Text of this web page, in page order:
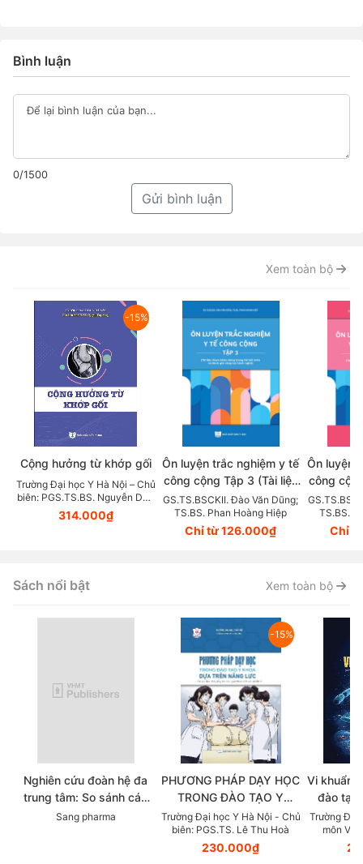
Bình luận
0/1500
Gửi bình luận
Xem toàn bộ
-15%
Cộng hưởng từ khớp gối
Trường Đại học Y Hà Nội – Chủ
biên: PGS.TS.BS. Nguyễn Duy
Hùng
314.000₫
Ôn luyện trắc nghiệm y tế
công cộng Tập 3 (Tài liệu
tham khảo dùng trong thi
hết môn và đánh giá năng
lực hành nghề)
GS.TS.BSCKII. Đào Văn Dũng;
TS.BS. Phan Hoàng Hiệp
Chỉ từ 126.000₫
Ôn luyện
công
tham
hết môn
lực
TS.BS.
Chỉ
Sách nổi bật Xem toàn bộ
Nghiên cứu đoàn hệ đa
trung tâm: So sánh các
chẹn beta trong thực tế
Sang pharma
-15%
PHƯƠNG PHÁP DẠY HỌC
TRONG ĐÀO TẠO Y
KHOA DỰA TRÊN NĂNG
LỰC (Tài liệu dành cho
giảng viên các ngành
Trường Đại học Y Hà Nội - Chủ
biên: PGS.TS. Lê Thu Hoà
230.000₫
Vi khuẩn
đào tạo
viên
Trường Đại
môn Vi